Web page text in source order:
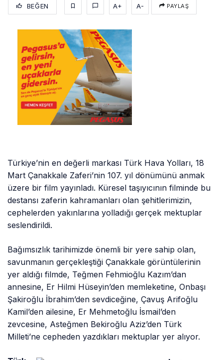
BEĞEN A+ A- PAYLAŞ
Türkiye’nin en değerli markası Türk Hava Yolları, 18
Mart Çanakkale Zaferi’nin 107. yıl dönümünü anmak
üzere bir film yayınladı. Küresel taşıyıcının filminde bu
destansı zaferin kahramanları olan şehitlerimizin,
cephelerden yakınlarına yolladığı gerçek mektuplar
seslendirildi.
Bağımsızlık tarihimizde önemli bir yere sahip olan,
savunmanın gerçekleştiği Çanakkale görüntülerinin
yer aldığı filmde, Teğmen Fehmioğlu Kazım’dan
annesine, Er Hilmi Hüseyin’den memleketine, Onbaşı
Şakiroğlu İbrahim’den sevdiceğine, Çavuş Arifoğlu
Kamil’den ailesine, Er Mehmetoğlu İsmail’den
zevcesine, Asteğmen Bekiroğlu Aziz’den Türk
Milleti’ne cepheden yazdıkları mektuplar yer alıyor.